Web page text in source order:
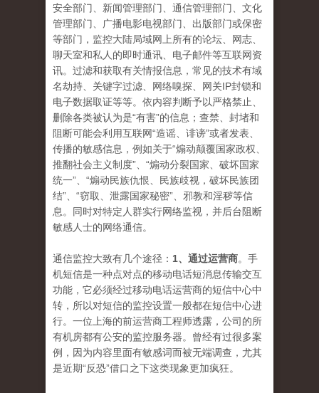
安全部门、新闻管理部门、通信管理部门、文化
管理部门、广播电影电视部门、出版部门或保密
等部门，监控大陆局域网上所有的论坛、网志、
聊天室和私人的即时通讯、电子邮件等互联网资
讯。过滤和获取有关情报信息，常见的技术有域
名劫持、关键字过滤、网络嗅探、网关IP封锁和
电子数据取证等等。依内容判断予以严格禁止、
删除各类被认为是“有害”的信息；查禁、封堵和
阻断可能会利用互联网“造谣、诽谤”或者发表、
传播的敏感信息，例如关于“煽动颠覆国家政权、
推翻社会主义制度”、“煽动分裂国家、破坏国家
统一”、“煽动民族仇恨、民族歧视，破坏民族团
结”、“窃取、泄露国家秘密”、邪教和淫秽等信
息。同时对特定人群实行网络监视，并后台阻断
敏感人士的网络通信。
通信监控大致有几个途径： 1、通过运营商。手
机短信是一种点对点的移动电话短消息传输交互
功能，它必须经过移动电话运营商的短信中心中
转，所以对短信的监控设置一般都在短信中心进
行。一位上海的前运营商工程师透露，公司的所
有机房都有公安的监控服务器。曾经有过很多案
例，因为内容里面有敏感词而被无端调查，尤其
是近期“反恐”借口之下这类现象更加疯狂。